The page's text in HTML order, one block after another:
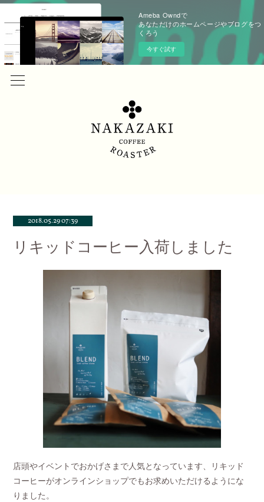
Ameba Owndで
あなただけのホームページやブログをつ
くろう
今すぐ試す
2018.05.29 07:39
リキッドコーヒー入荷しました
店頭やイベントでおかげさまで人気となっています、リキッド
コーヒーがオンラインショップでもお求めいただけるようにな
りました。